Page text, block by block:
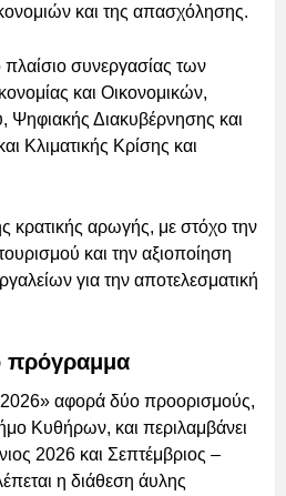
και της απασχόλησης.
συνεργασίας των
και Οικονομικών,
Ψηφιακής Διακυβέρνησης και
Κλιματικής Κρίσης και
κρατικής αρωγής, με στόχο την
και την αξιοποίηση
για την αποτελεσματική
πρόγραμμα
αφορά δύο προορισμούς,
Κυθήρων, και περιλαμβάνει
2026 και Σεπτέμβριος –
η διάθεση άυλης